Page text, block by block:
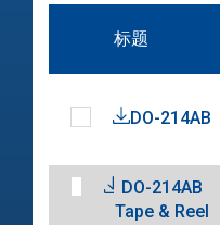
标题
DO-214AB
DO-214AB
Tape & Reel